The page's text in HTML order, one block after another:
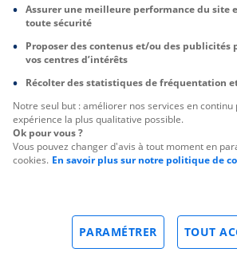
Assurer une meilleure performance du site
toute sécurité
Proposer des contenus et/ou des publicités
vos centres d’intérêts
Récolter des statistiques de fréquentation
Notre seul but : améliorer nos services en
expérience la plus qualitative possible.
Ok pour vous ?
Vous pouvez changer d'avis à tout moment en
cookies. En savoir plus sur notre politique de
TOUT
PARAMÉTRER